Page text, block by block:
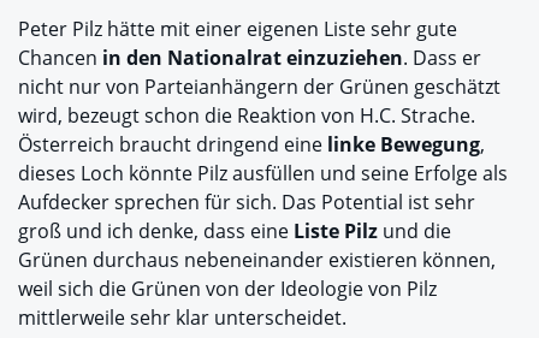
Peter Pilz hätte mit einer eigenen Liste sehr gute
Chancen in den Nationalrat einzuziehen. Dass er
nicht nur von Parteianhängern der Grünen geschätzt
wird, bezeugt schon die Reaktion von H.C. Strache.
Österreich braucht dringend eine linke Bewegung,
dieses Loch könnte Pilz ausfüllen und seine Erfolge als
Aufdecker sprechen für sich. Das Potential ist sehr
groß und ich denke, dass eine Liste Pilz und die
Grünen durchaus nebeneinander existieren können,
weil sich die Grünen von der Ideologie von Pilz
mittlerweile sehr klar unterscheidet.